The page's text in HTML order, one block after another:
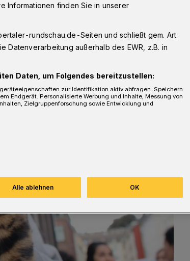
1/16
Informationen finden Sie in unserer
rundschau.de-Seiten und schließt gem. Art.
Datenverarbeitung außerhalb des EWR, z.B. in
Daten, um Folgendes bereitzustellen:
zur Identifikation aktiv abfragen. Speichern
Endgerät. Personalisierte Werbung und Inhalte, Messung von
Zielgruppenforschung sowie Entwicklung und
Alle ablehnen OK